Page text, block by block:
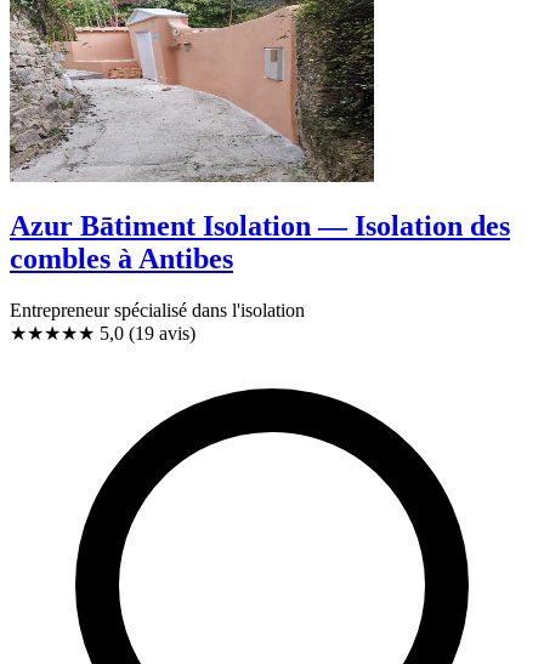
Azur Bātiment Isolation — Isolation des
combles à Antibes
Entrepreneur spécialisé dans l'isolation
★★★★★ 5,0 (19 avis)